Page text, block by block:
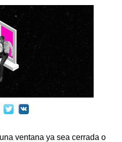
ventana ya sea cerrada o